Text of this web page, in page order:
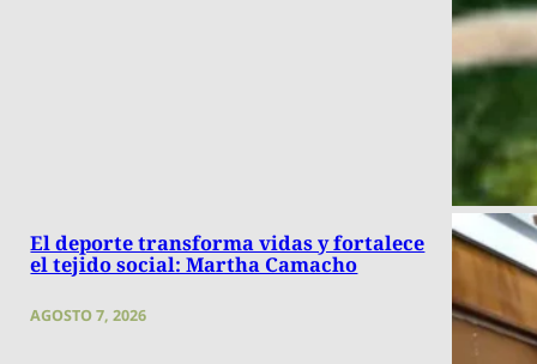
El deporte transforma vidas y fortalece
el tejido social: Martha Camacho
AGOSTO 7, 2026